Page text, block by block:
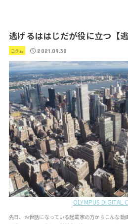
逃げるははじだが役に立つ【逃
コラム 2021.09.30
OLYMPUS DIGITAL
先日、お世話になっている起業家の方からこんな動